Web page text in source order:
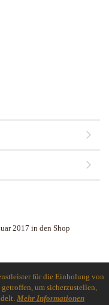
2017 in den Shop
für die Einholung von
um sicherzustellen,
Mehr Informationen